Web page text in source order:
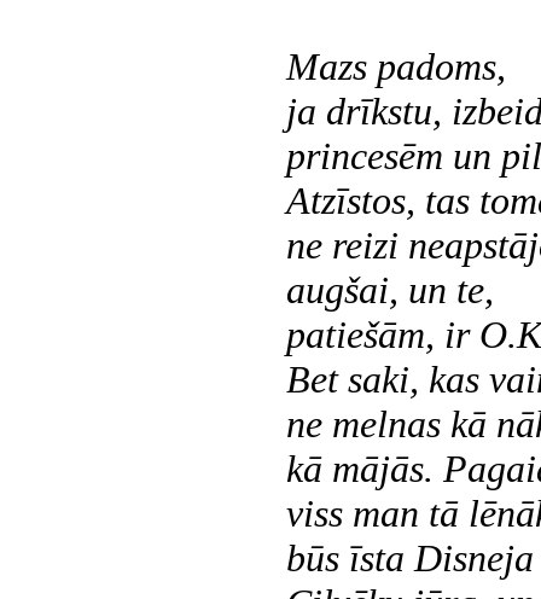
Mazs padoms,
ja drīkstu,
princesēm un
Atzīstos, tas
ne reizi
augšai, un te,
patiešām, ir
Bet saki, kas
ne melnas kā
kā mājās.
viss man tā
būs īsta